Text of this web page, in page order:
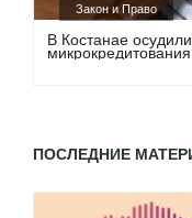
Закон и Право
В Костанае
ПОСЛЕДНИЕ